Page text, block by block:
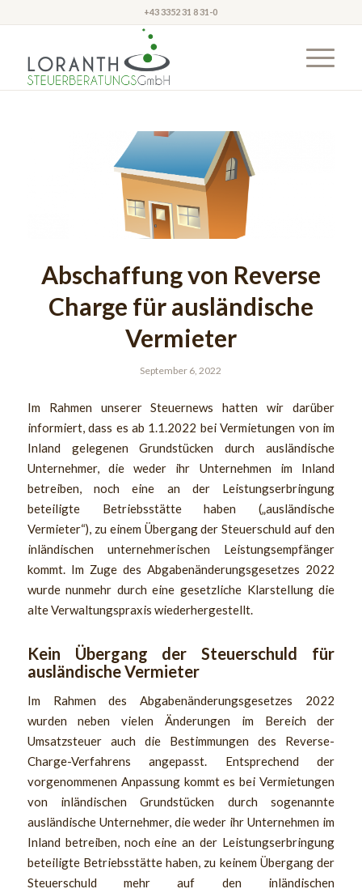
+43 3352 31 8 31-0
Abschaffung von Reverse
Charge für ausländische
Vermieter
September 6, 2022
Im Rahmen unserer Steuernews hatten wir darüber
informiert, dass es ab 1.1.2022 bei Vermietungen von im
Inland gelegenen Grundstücken durch ausländische
Unternehmer, die weder ihr Unternehmen im Inland
betreiben, noch eine an der Leistungserbringung
beteiligte Betriebsstätte haben („ausländische
Vermieter“), zu einem Übergang der Steuerschuld auf den
inländischen unternehmerischen Leistungsempfänger
kommt. Im Zuge des Abgabenänderungsgesetzes 2022
wurde nunmehr durch eine gesetzliche Klarstellung die
alte Verwaltungspraxis wiederhergestellt.
Kein Übergang der Steuerschuld für
ausländische Vermieter
Im Rahmen des Abgabenänderungsgesetzes 2022
wurden neben vielen Änderungen im Bereich der
Umsatzsteuer auch die Bestimmungen des Reverse-
Charge-Verfahrens angepasst. Entsprechend der
vorgenommenen Anpassung kommt es bei Vermietungen
von inländischen Grundstücken durch sogenannte
ausländische Unternehmer, die weder ihr Unternehmen im
Inland betreiben, noch eine an der Leistungserbringung
beteiligte Betriebsstätte haben, zu keinem Übergang der
Steuerschuld mehr auf den inländischen